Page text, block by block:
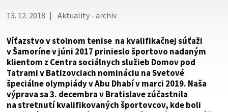
13. 12. 2018 Aktuality - archiv
Víťazstvo v stolnom tenise na kvalifikačnej súťaži
v Šamoríne v júni 2017 prinieslo športovo nadaným
klientom z Centra sociálnych služieb Domov pod
Tatrami v Batizovciach nomináciu na Svetové
špeciálne olympiády v Abu Dhabí v marci 2019. Naša
výprava sa 3. decembra v Bratislave zúčastnila
na stretnutí kvalifikovaných športovcov, kde boli